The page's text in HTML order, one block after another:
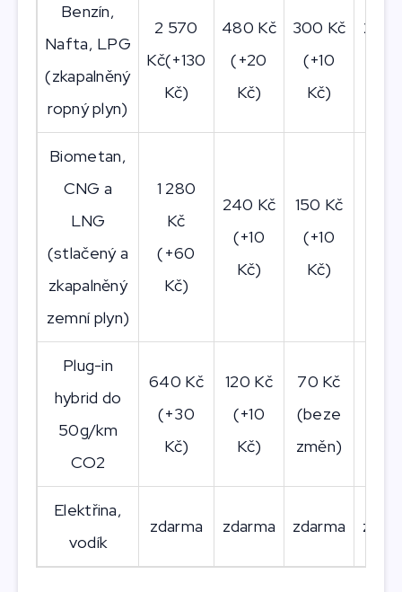
Benzín,
Nafta, LPG
(zkapalněný
ropný plyn)
2 570
Kč(+130
Kč)
480 Kč
(+20
Kč)
300 Kč
(+10
Kč)
230
Biometan,
CNG a
LNG
(stlačený a
zkapalněný
zemní plyn)
1 280
Kč
(+60
Kč)
240 Kč
(+10
Kč)
150 Kč
(+10
Kč)
Plug-in
hybrid do
50g/km
CO2
640 Kč
(+30
Kč)
120 Kč
(+10
Kč)
70 Kč
(beze
změn)
Elektřina,
vodík
zdarma zdarma zdarma